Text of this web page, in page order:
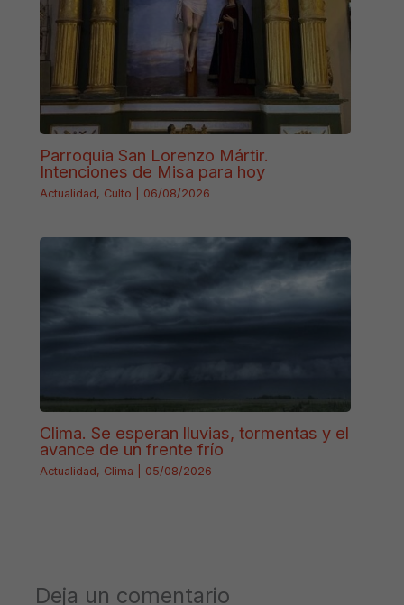
Parroquia San Lorenzo Mártir.
Intenciones de Misa para hoy
Actualidad, Culto 06/08/2026
Clima. Se esperan lluvias, tormentas y el
avance de un frente frío
Actualidad, Clima 05/08/2026
Deja un comentario